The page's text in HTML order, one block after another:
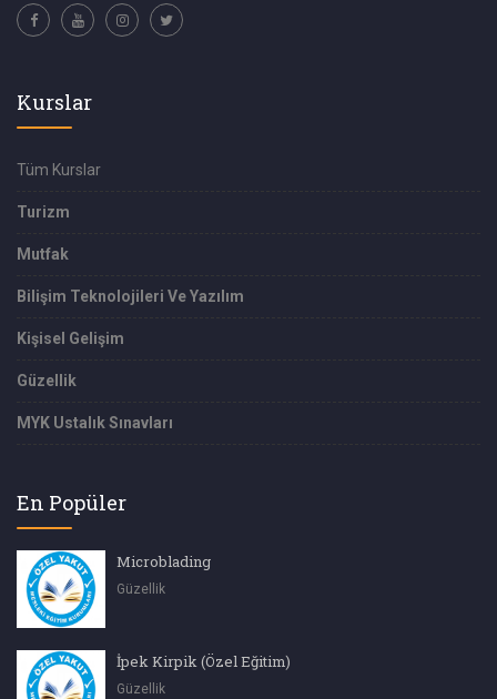
Kurslar
Tüm Kurslar
Turizm
Mutfak
Bilişim Teknolojileri Ve Yazılım
Kişisel Gelişim
Güzellik
MYK Ustalık Sınavları
En Popüler
Microblading
Güzellik
İpek Kirpik (Özel Eğitim)
Güzellik